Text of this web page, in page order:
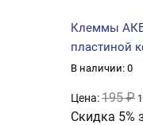
Клеммы АКБ
пластиной
В наличии: 0
Цена:195 ₽
Скидка 5%